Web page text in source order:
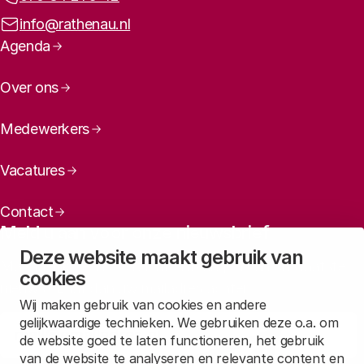
Deze website maakt gebruik van
cookies
Wij maken gebruik van cookies en andere
gelijkwaardige technieken. We gebruiken deze o.a. om
de website goed te laten functioneren, het gebruik
van de website te analyseren en relevante content en
E-mailadres:
info@rathenau.nl
Paginanavigatie
Agenda
Over ons
Medewerkers
Vacatures
Contact
Meld u aan voor onze nieuwsbrief
Maandelijks een overzicht ontvangen van ons laatste
nieuws? Laat dan uw mailadres achter.
Aanmelden